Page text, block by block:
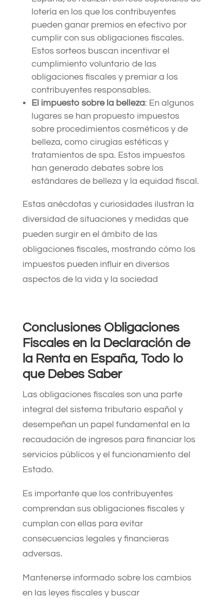
lotería en los que los contribuyentes
pueden ganar premios en efectivo por
cumplir con sus obligaciones fiscales.
Estos sorteos buscan incentivar el
cumplimiento voluntario de las
obligaciones fiscales y premiar a los
contribuyentes responsables.
El impuesto sobre la belleza: En algunos
lugares se han propuesto impuestos
sobre procedimientos cosméticos y de
belleza, como cirugías estéticas y
tratamientos de spa. Estos impuestos
han generado debates sobre los
estándares de belleza y la equidad fiscal.
Estas anécdotas y curiosidades ilustran la
diversidad de situaciones y medidas que
pueden surgir en el ámbito de las
obligaciones fiscales, mostrando cómo los
impuestos pueden influir en diversos
aspectos de la vida y la sociedad
Conclusiones Obligaciones
Fiscales en la Declaración de
la Renta en España, Todo lo
que Debes Saber
Las obligaciones fiscales son una parte
integral del sistema tributario español y
desempeñan un papel fundamental en la
recaudación de ingresos para financiar los
servicios públicos y el funcionamiento del
Estado.
Es importante que los contribuyentes
comprendan sus obligaciones fiscales y
cumplan con ellas para evitar
consecuencias legales y financieras
adversas.
Mantenerse informado sobre los cambios
en las leyes fiscales y buscar